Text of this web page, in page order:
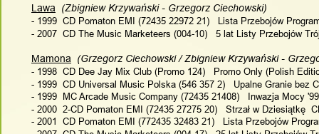
Lawa
  (Zbigniew Krzywański - Grzegorz Ciechowski)
- 1999  CD Pomaton EMI (72435 22972 21)   Lista Przebojów
- 2007  CD The Music Marketeers (004-10)   5 lat Listy Przebojów
Mamona
(Grzegorz Ciechowski / Zbigniew Krzywański -
- 1998  CD Dee Jay Mix Club (Promo 124)   Promo Only (Polish
- 1999  CD Universal Music Polska (546 357 2)   Upalne Granie bez
- 1999  MC Arcade Music Company (72435 21408)   Inwazja Mocy
- 2000  2-CD Pomaton EMI (72435 27275 20)   Strzał w Dziesiątkę
- 2001  CD Pomaton EMI (772435 32483 21)   Lista Przebojów